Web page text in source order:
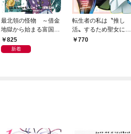
最北領の怪物 ～借金
地獄から始まる富国強
兵～THE COMIC 1巻
825
新着
転生者の私は〝推し
活〟するため聖女にな
りました！（コミッ
770